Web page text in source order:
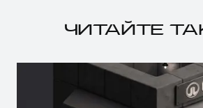
ЧИТАЙТЕ